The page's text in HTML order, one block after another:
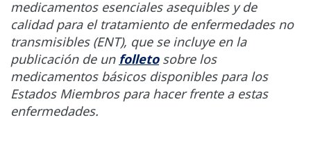
medicamentos esenciales asequibles y de
calidad para el tratamiento de enfermedades no
transmisibles (ENT), que se incluye en la
publicación de un folletosobre los
medicamentos básicos disponibles para los
Estados Miembros para hacer frente a estas
enfermedades.